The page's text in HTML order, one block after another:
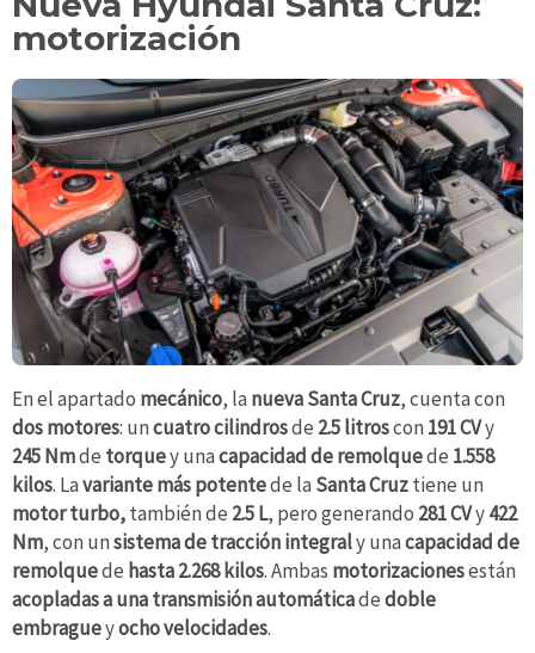
motorización
En el apartado mecánico, la nueva Santa Cruz, cuenta con
dos motores: uncuatro cilindrosde 2.5 litroscon 191 CVy
245 Nmde torquey unacapacidad de remolquede 1.558
kilos. Lavariante más potentede la Santa Cruztiene un
motor turbo,también de 2.5 L, pero generando 281 CVy422
Nm, con unsistema de tracción integraly unacapacidad de
remolquede hasta 2.268 kilos. Ambas motorizacionesestán
acopladas a una transmisión automáticadedoble
embragueyocho velocidades.